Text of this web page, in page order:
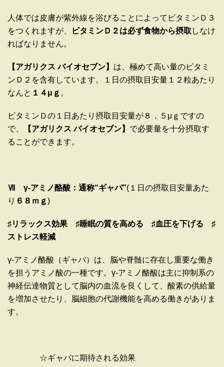
人体では皮膚が紫外線を浴びることによってビタミンＤ３
をつくれますが、
ビタミンＤ２は必ず食物から摂取 しなけ
ればなりません。
【アガリクス バイオセブン】 は、極めて高い量のビタミ
ンＤ２を含有しています。１日の摂取目安量１２粒あたり
なんと １４μｇ 。
ビタミンＤの１日あたり摂取目安量が８．５μｇですの
で、
【アガリクス バイオセブン】 で必要量を十分摂取す
ることができます。
Ⅶ γ-アミノ酪酸：通称“ギャバ”( １日の摂取目安量あた
り ６８ｍｇ)
♯リラックス効果 ♯睡眠の質を高める ♯血圧を下げる ♯
ストレス軽減
γ-アミノ酪酸（ギャバ）は、脳や脊髄に存在し重要な働き
を担うアミノ酸の一種です。γ-アミノ酪酸は主に抑制系の
神経伝達物質として脳内の血流を良くして、酸素の供給量
を増加させたり、脳細胞の代謝機能を高める働きがありま
す。
☆ギャバに期待される効果